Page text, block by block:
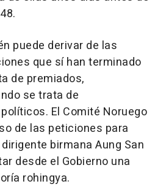
puede derivar de las
que sí han terminado
de premiados,
se trata de
El Comité Noruego
de las peticiones para
birmana Aung San
desde el Gobierno una
rohingya.